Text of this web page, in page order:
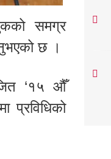
समग्र
छ ।
‘१५ औँ
प्रविधिको